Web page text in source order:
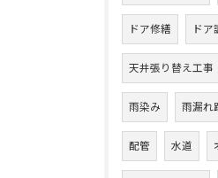
ドア修繕 ドア
天井張り替え工事
雨染み 雨漏れ
配管 水道